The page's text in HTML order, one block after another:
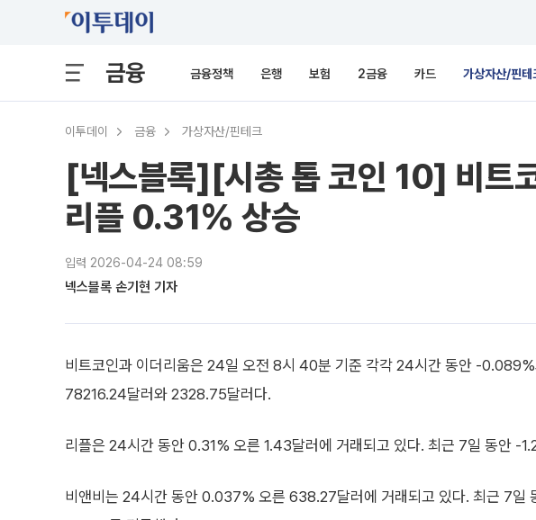
금융 금융정책 은행 보험 2금융 카드 가상자산/핀테
이투데이 금융 가상자산/핀테크
[넥스블록][시총 톱 코인 10] 비
리플 0.31% 상승
입력 2026-04-24 08:59
넥스블록 손기현 기자
비트코인과 이더리움은 24일 오전 8시 40분 기준 각각 24시간 동안 -
78216.24달러와 2328.75달러다.
리플은 24시간 동안 0.31% 오른 1.43달러에 거래되고 있다. 최근 7일 동안 -
비앤비는 24시간 동안 0.037% 오른 638.27달러에 거래되고 있다. 최근 7일